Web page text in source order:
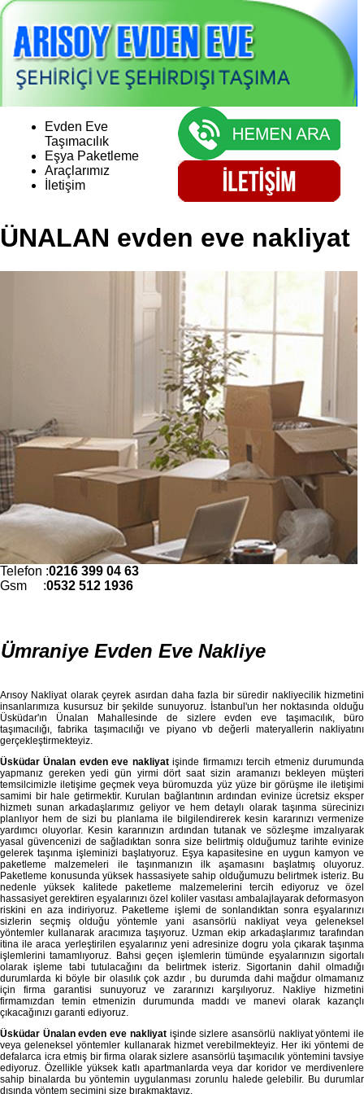
Evden Eve
Taşımacılık
Eşya Paketleme
Araçlarımız
İletişim
ÜNALAN evden eve nakliyat
Telefon :0216 399 04 63
Gsm :0532 512 1936
Ümraniye Evden Eve Nakliye
Arısoy Nakliyat olarak çeyrek asırdan daha fazla bir süredir nakliyecilik hizmetini
insanlarımıza kusursuz bir şekilde sunuyoruz. İstanbul'un her noktasında olduğu
Üsküdar'ın Ünalan Mahallesinde de sizlere evden eve taşımacılık, büro
taşımacılığı, fabrika taşımacılığı ve piyano vb değerli materyallerin nakliyatını
gerçekleştirmekteyiz.
Üsküdar Ünalan evden eve nakliyatişinde firmamızı tercih etmeniz durumunda
yapmanız gereken yedi gün yirmi dört saat sizin aramanızı bekleyen müşteri
temsilcimizle iletişime geçmek veya büromuzda yüz yüze bir görüşme ile iletişimi
samimi bir hale getirmektir. Kurulan bağlantının ardından evinize ücretsiz eksper
hizmetı sunan arkadaşlarımız geliyor ve hem detaylı olarak taşınma sürecinizı
planlıyor hem de sizi bu planlama ile bilgilendirerek kesin kararınızı vermenize
yardımcı oluyorlar. Kesin kararınızın ardından tutanak ve sözleşme imzalıyarak
yasal güvencenizi de sağladıktan sonra size belirtmiş olduğumuz tarihte evinize
gelerek taşınma işleminizi başlatıyoruz. Eşya kapasitesine en uygun kamyon ve
paketleme malzemeleri ile taşınmanızın ilk aşamasını başlatmış oluyoruz.
Paketleme konusunda yüksek hassasiyete sahip olduğumuzu belirtmek isteriz. Bu
nedenle yüksek kalitede paketleme malzemelerini tercih ediyoruz ve özel
hassasiyet gerektiren eşyalarınızı özel koliler vasıtası ambalajlayarak deformasyon
riskini en aza indiriyoruz. Paketleme işlemi de sonlandıktan sonra eşyalarınızı
sizlerin seçmiş olduğu yöntemle yani asansörlü nakliyat veya geleneksel
yöntemler kullanarak aracımıza taşıyoruz. Uzman ekip arkadaşlarımız tarafından
itina ile araca yerleştirilen eşyalarınız yeni adresinize dogru yola çıkarak taşınma
işlemlerini tamamlıyoruz. Bahsi geçen işlemlerin tümünde eşyalarınızın sigortalı
olarak işleme tabi tutulacağını da belirtmek isteriz. Sigortanin dahil olmadığı
durumlarda ki böyle bir olasılık çok azdır , bu durumda dahi mağdur olmamanız
için firma garantisi sunuyoruz ve zararınızı karşılıyoruz. Nakliye hizmetini
firmamızdan temin etmenizin durumunda maddı ve manevi olarak kazançlı
çıkacağınızı garanti ediyoruz.
Üsküdar Ünalan evden eve nakliyatişinde sizlere asansörlü nakliyat yöntemi ile
veya geleneksel yöntemler kullanarak hizmet verebilmekteyiz. Her iki yöntemi de
defalarca icra etmiş bir firma olarak sizlere asansörlü taşımacılık yöntemini tavsiye
ediyoruz. Özellikle yüksek katlı apartmanlarda veya dar koridor ve merdivenlere
sahip binalarda bu yöntemin uygulanması zorunlu halede gelebilir. Bu durumlar
dışında yöntem seçimini size bırakmaktayız.